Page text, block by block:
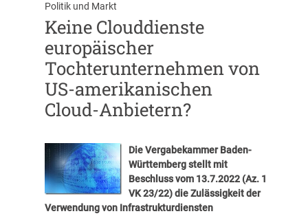
Politik und Markt
Keine Clouddienste
europäischer
Tochterunternehmen von
US-amerikanischen
Cloud-Anbietern?
Die Vergabekammer Baden-
Württemberg stellt mit
Beschluss vom 13.7.2022 (Az. 1
VK 23/22) die Zulässigkeit der
Verwendung von Infrastrukturdiensten